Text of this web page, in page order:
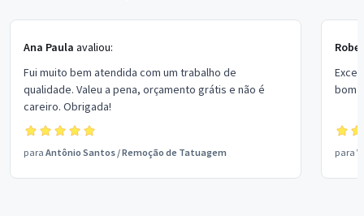
Ana Paula avaliou:
Fui muito bem atendida com um trabalho de
qualidade. Valeu a pena, orçamento grátis e não é
careiro. Obrigada!
para Antônio Santos /Remoção de Tatuagem
bom
para